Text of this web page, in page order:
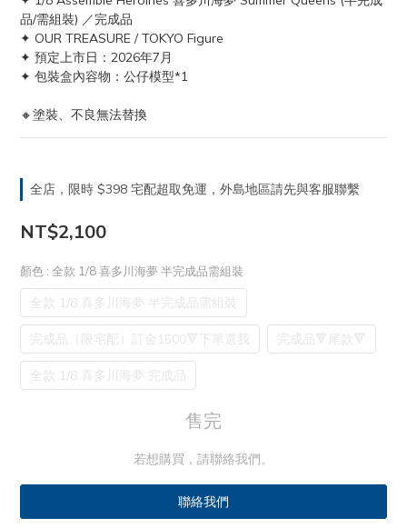
品/需組裝) ／完成品
✦ OUR TREASURE / TOKYO Figure
✦ 預定上市日：2026年7月
✦ 包裝盒內容物：公仔模型*1
🔸塗裝、不良無法替換
全店，限時 $398 宅配超取免運，外島地區請先與客服聯繫
NT$2,100
顏色 : 全款 1/8 喜多川海夢 半完成品需組裝
全款 1/8 喜多川海夢 半完成品需組裝
完成品（限宅配）訂金1500🔻下單選我 完成品🔻尾款🔻
全款 1/8 喜多川海夢 完成品
售完
若想購買，請聯絡我們。
聯絡我們